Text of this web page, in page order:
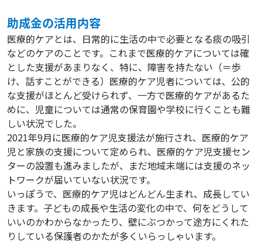
助成⾦の活⽤内容
医療的ケアとは、日常的に生活の中で必要となる痰の吸引
などのケアのことです。これまで医療的ケアについては確
とした支援があまりなく、特に、障害を持たない（＝歩
け、話すことができる）医療的ケア児者については、公的
な支援がほとんど受けられず、一方で医療的ケアがあるた
めに、児童については通常の保育園や学校に行くことも難
しい状況でした。
2021年9月に医療的ケア児支援法が施行され、医療的ケア
児と家族の支援について定められ、医療的ケア児支援セン
ターの設置も進みましたが、まだ地域末端には支援のネッ
トワークが届いていない状況です。
いっぽうで、医療的ケア児はどんどん生まれ、成長してい
きます。子どもの成長や生活の変化の中で、何をどうして
いいのかわからなかったり、壁にぶつかって途方にくれた
りしている保護者のかたが多くいらっしゃいます。